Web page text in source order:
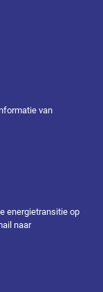
van
energietransitie op
naar